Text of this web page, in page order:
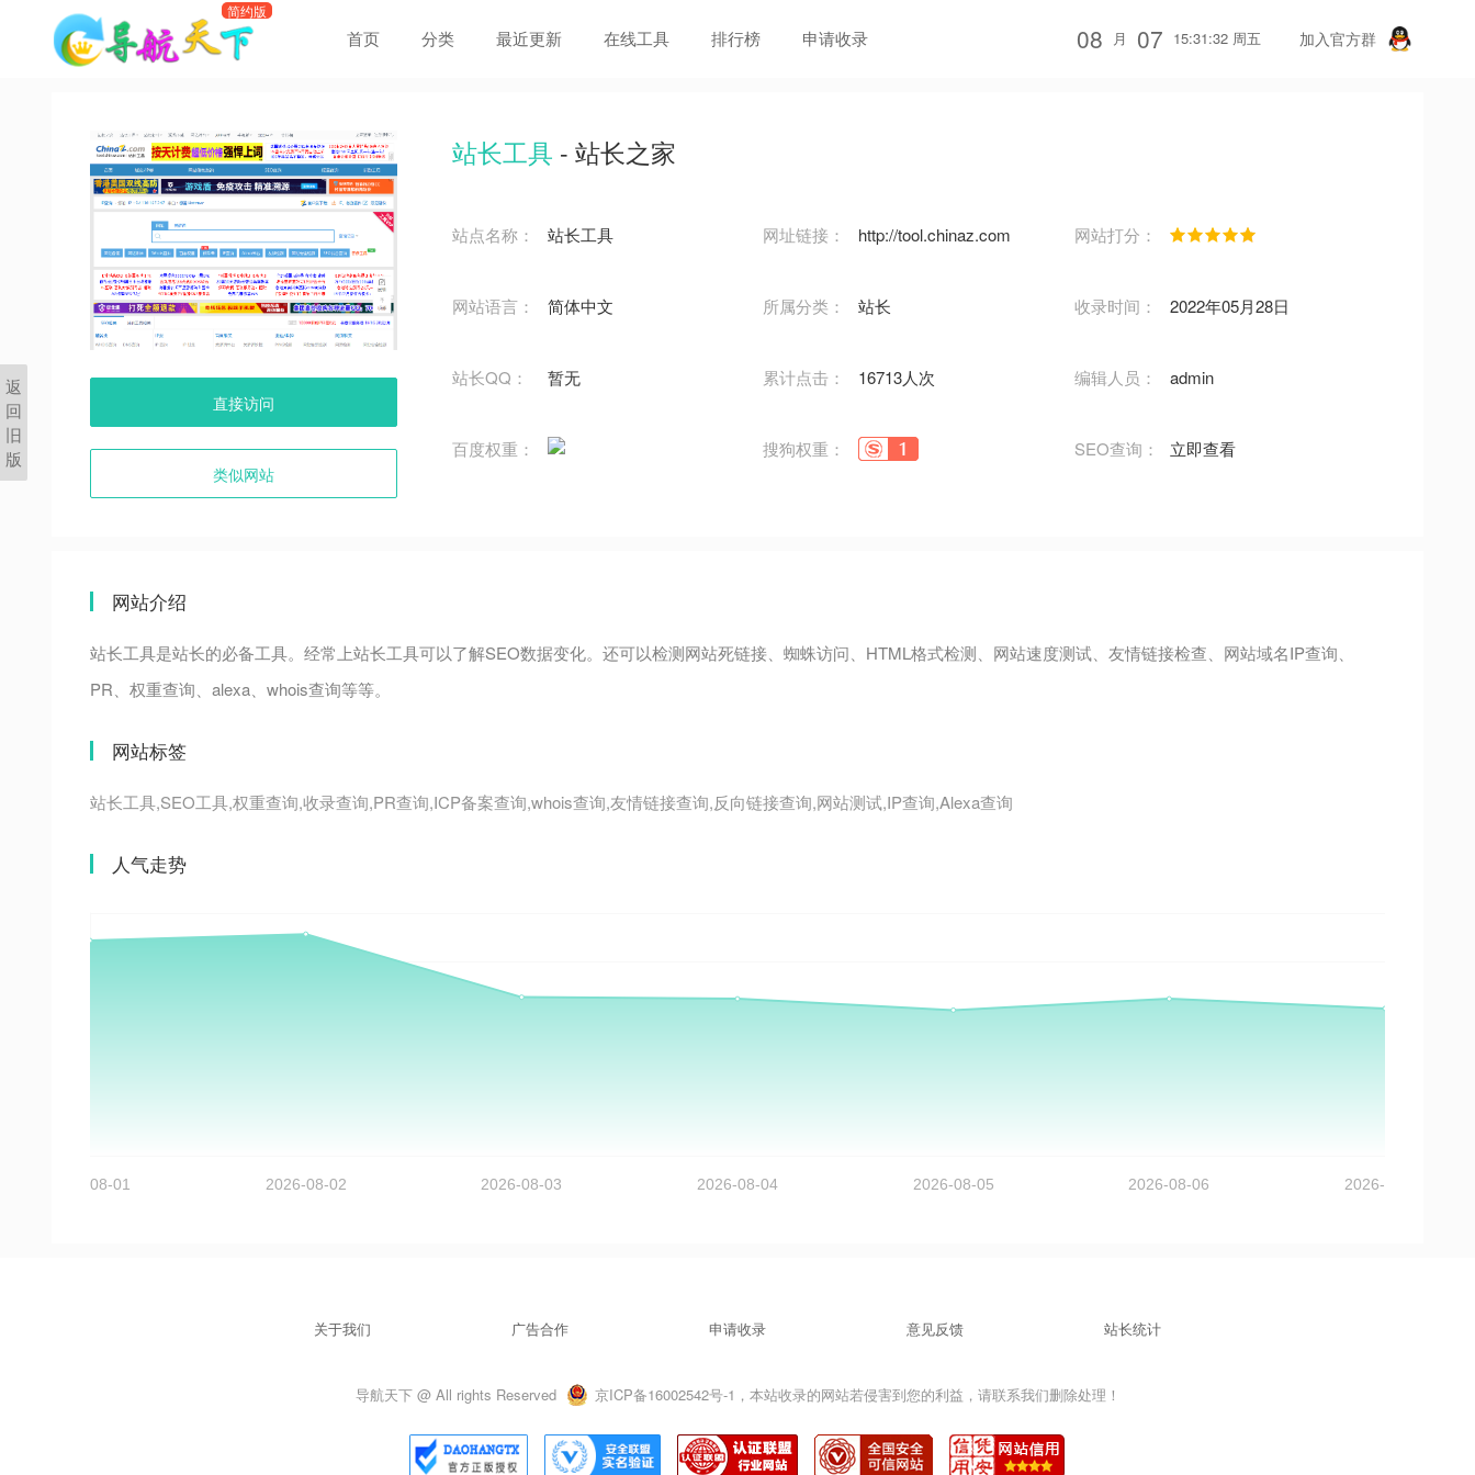
首页 分类 最近更新 在线工具 排行榜 申请收录 08 月 07 15:31:32 周五 加入官方群
直接访问
类似网站
站长工具 - 站长之家
站点名称： 站长工具 网址链接： http://tool.chinaz.com 网站打分：
网站语言： 简体中文 所属分类： 站长 收录时间： 2022年05月28日
站长QQ： 暂无 累计点击： 16713人次 编辑人员： admin
百度权重： 搜狗权重： SEO查询： 立即查看
网站介绍
站长工具是站长的必备工具。经常上站长工具可以了解SEO数据变化。还可以检测网站死链接、蜘蛛访问、HTML格式检测、网站速度测试、友情链接检查、网站域名IP查询、
PR、权重查询、alexa、whois查询等等。
网站标签
站长工具,SEO工具,权重查询,收录查询,PR查询,ICP备案查询,whois查询,友情链接查询,反向链接查询,网站测试,IP查询,Alexa查询
人气走势
关于我们 广告合作 申请收录 意见反馈 站长统计
导航天下 @ All rights Reserved 京ICP备16002542号-1，本站收录的网站若侵害到您的利益，请联系我们删除处理！
返
回
旧
版